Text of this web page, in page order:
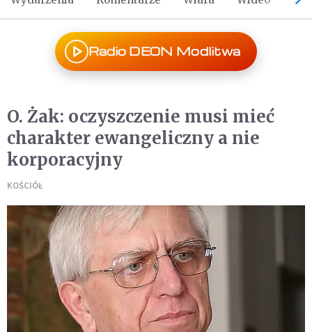
Radio DEON Modlitwa
O. Żak: oczyszczenie musi mieć
charakter ewangeliczny a nie
korporacyjny
KOŚCIÓŁ